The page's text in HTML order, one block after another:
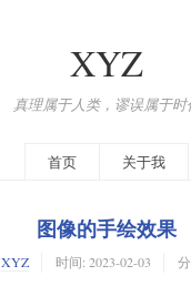
XYZ
真理属于人类，谬误属于时
首页 关于我
图像的手绘效果
XYZ 时间: 2023-02-03